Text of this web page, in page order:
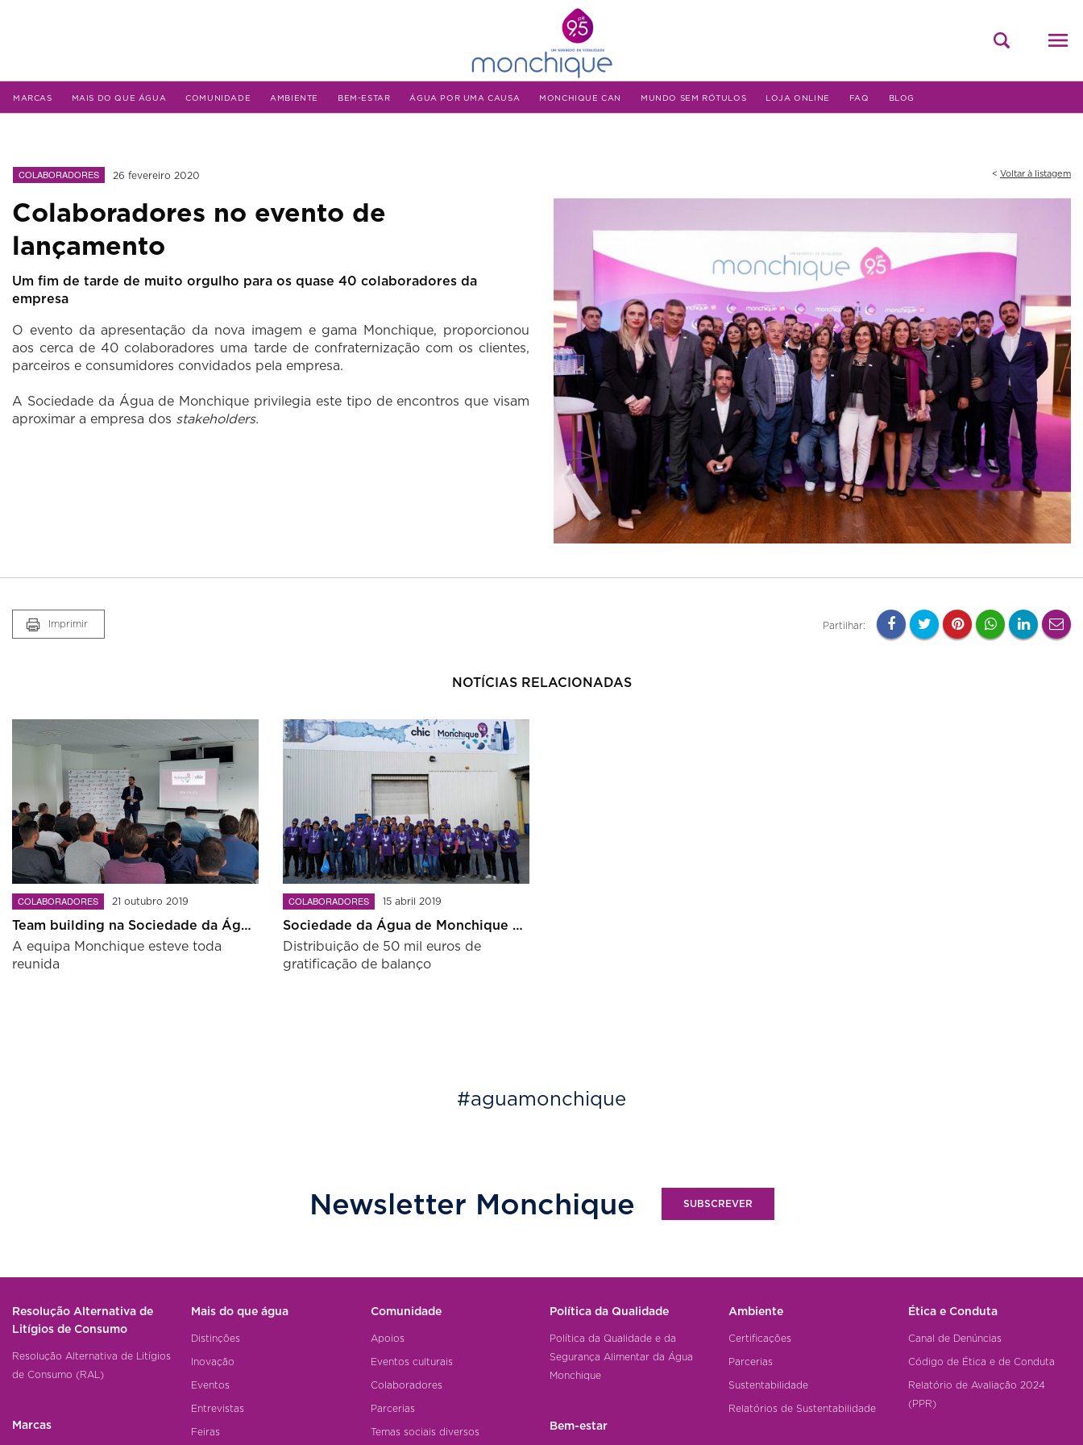
MARCAS MAIS DO QUE ÁGUA COMUNIDADE AMBIENTE BEM-ESTAR ÁGUA POR UMA CAUSA MONCHIQUE CAN MUNDO SEM RÓTULOS LOJA ONLINE FAQ BLOG
COLABORADORES 26 fevereiro 2020
Colaboradores no evento de
lançamento
Um fim de tarde de muito orgulho para os quase 40 colaboradores da
empresa
O evento da apresentação da nova imagem e gama Monchique, proporcionou
aos cerca de 40 colaboradores uma tarde de confraternização com os clientes,
parceiros e consumidores convidados pela empresa.
A Sociedade da Água de Monchique privilegia este tipo de encontros que visam
aproximar a empresa dos stakeholders.
Voltar à listagem
Imprimir Partilhar:
NOTÍCIAS RELACIONADAS
COLABORADORES 21 outubro 2019
Team building na Sociedade da Água de Monchique
A equipa Monchique esteve toda
reunida
COLABORADORES 15 abril 2019
Sociedade da Água de Monchique distribui prémio pelos colaboradores
Distribuição de 50 mil euros de
gratificação de balanço
#aguamonchique
Newsletter Monchique SUBSCREVER
Resolução Alternativa de
Litígios de Consumo
Resolução Alternativa de Litígios
de Consumo (RAL)
Marcas
Mais do que água
Distinções
Inovação
Eventos
Entrevistas
Feiras
Comunidade
Apoios
Eventos culturais
Colaboradores
Parcerias
Temas sociais diversos
Política da Qualidade
Política da Qualidade e da
Segurança Alimentar da Água
Monchique
Bem-estar
Ambiente
Certificações
Parcerias
Sustentabilidade
Relatórios de Sustentabilidade
Ética e Conduta
Canal de Denúncias
Código de Ética e de Conduta
Relatório de Avaliação 2024
(PPR)